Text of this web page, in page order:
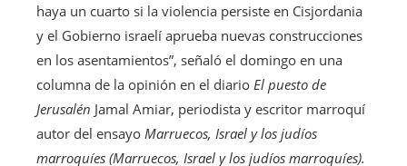
haya un cuarto si la violencia persiste en Cisjordania
y el Gobierno israelí aprueba nuevas construcciones
en los asentamientos”, señaló el domingo en una
columna de la opinión en el diario El puesto de
Jerusalén Jamal Amiar, periodista y escritor marroquí
autor del ensayo Marruecos, Israel y los judíos
marroquíes (Marruecos, Israel y los judíos marroquíes).